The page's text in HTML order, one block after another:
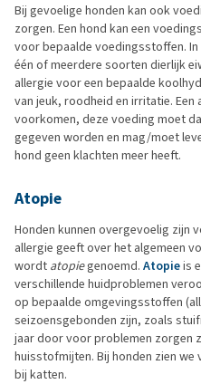
Bij gevoelige honden kan ook
zorgen. Een hond kan een
voor bepaalde voedingsstoffen.
één of meerdere soorten dierlijk
allergie voor een bepaalde
van jeuk, roodheid en irritatie.
voorkomen, deze voeding moet
gegeven worden en mag/moet
hond geen klachten meer heeft.
Atopie
Honden kunnen overgevoelig zijn
allergie geeft over het algemeen
wordt atopiegenoemd. Atopieis
verschillende huidproblemen
op bepaalde omgevingsstoffen
seizoensgebonden zijn, zoals
jaar door voor problemen zorgen
huisstofmijten. Bij honden zien
bij katten.